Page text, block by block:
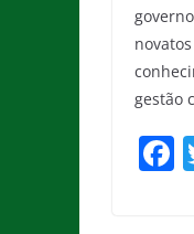
gestão
F